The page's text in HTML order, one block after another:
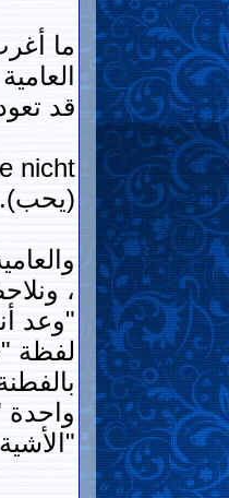
ما
قد
(يحب).
،
"وعد
لفظة
واحدة